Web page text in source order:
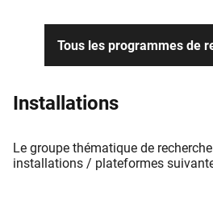
Tous les programmes de
Installations
Le groupe thématique de
installations / plateformes